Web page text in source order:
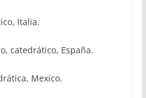
Italia.
catedrático, España.
Mexico.